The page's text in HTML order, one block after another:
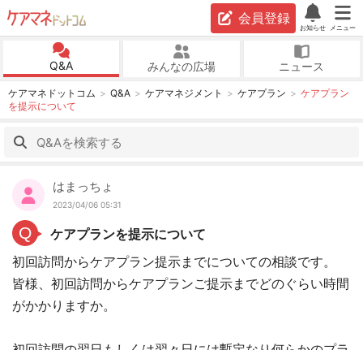
会員登録
お知らせ メニュー
Q&A みんなの広場 ニュース
ケアマネドットコム Q&A ケアマネジメント ケアプラン
ケアプラン
を提示について
はまっちょ
2023/04/06 05:31
Q
ケアプランを提示について
初回訪問からケアプラン提示までについての相談です。
皆様、初回訪問からケアプランご提示までどのぐらい時間
がかかりますか。